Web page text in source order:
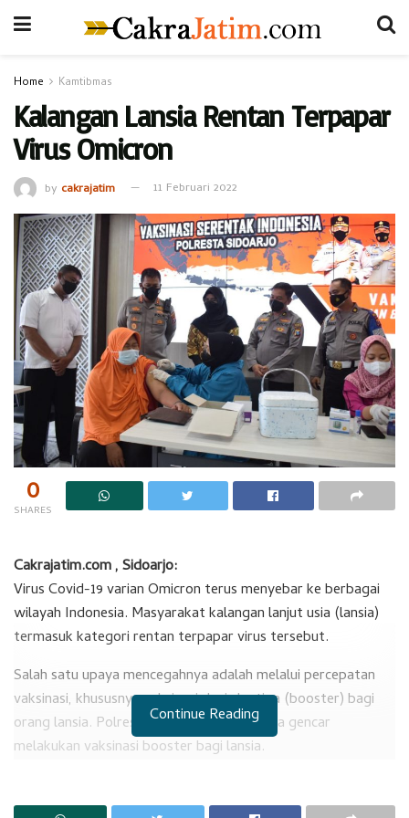
Home Kamtibmas
Kalangan Lansia Rentan Terpapar
Virus Omicron
by cakrajatim 11 Februari 2022
0
SHARES
Cakrajatim.com , Sidoarjo:
Virus Covid-19 varian Omicron terus menyebar ke berbagai
wilayah Indonesia. Masyarakat kalangan lanjut usia (lansia)
termasuk kategori rentan terpapar virus tersebut.
Salah satu upaya mencegahnya adalah melalui percepatan
vaksinasi, khususnya vaksinasi dosis ke tiga (booster) bagi
orang lansia. Polresta Sidoarjo, saat ini juga gencar
melakukan vaksinasi booster bagi lansia.
Continue Reading